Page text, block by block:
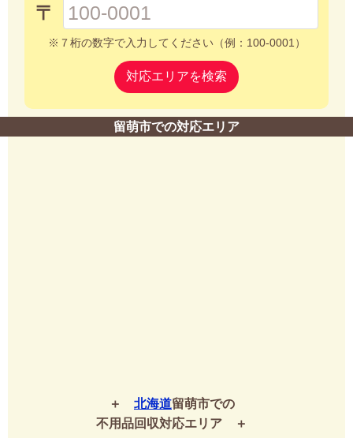
〒
※７桁の数字で入力してください（例：100-0001）
対応エリアを検索
留萌市での対応エリア
北海道留萌市での
不用品回収対応エリア